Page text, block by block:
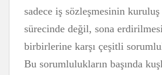
sadece iş sözleşmesinin kuruluş
sürecinde değil, sona
birbirlerine karşı çeşitli
Bu sorumlulukların başında